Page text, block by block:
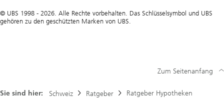
© UBS 1998 - 2026. Alle Rechte vorbehalten. Das Schlüsselsymbol und UBS
gehören zu den geschützten Marken von UBS.
Sie sind hier: Schweiz Ratgeber Ratgeber Hypotheken
Zum Seitenanfang